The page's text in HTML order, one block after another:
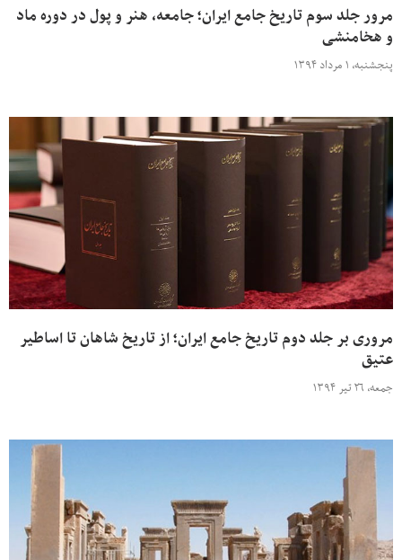
مرور جلد سوم تاریخ جامع ایران؛ جامعه، هنر و پول در دوره ماد
و هخامنشی
پنجشنبه، ۱ مرداد ۱۳۹۴
مروری بر جلد دوم تاریخ جامع ایران؛ از تاریخ شاهان تا اساطیر
عتیق
جمعه، ۲۶ تیر ۱۳۹۴